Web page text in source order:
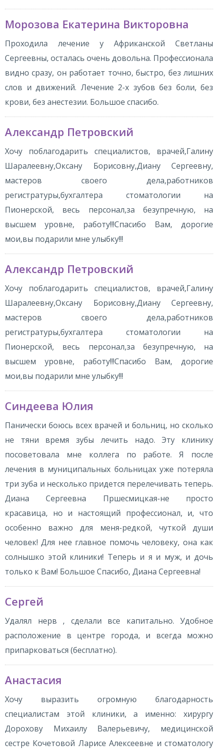
Морозова Екатерина Викторовна
Проходила лечение у Африканской Светланы
Сергеевны, осталась очень довольна. Профессионала
видно сразу, он работает точно, быстро, без лишних
слов и движений. Лечение 2-х зубов без боли, без
крови, без анестезии. Большое спасибо.
Александр Петровский
Хочу поблагодарить специалистов, врачей,Галину
Шаралеевну,Оксану Борисовну,Диану Сергеевну,
мастеров своего дела,работников
регистратуры,бухгалтера стоматологии на
Пионерской, весь персонал,за безупречную, на
высшем уровне, работу!!!Спасибо Вам, дорогие
мои,вы подарили мне улыбку!!!
Александр Петровский
Хочу поблагодарить специалистов, врачей,Галину
Шаралеевну,Оксану Борисовну,Диану Сергеевну,
мастеров своего дела,работников
регистратуры,бухгалтера стоматологии на
Пионерской, весь персонал,за безупречную, на
высшем уровне, работу!!!Спасибо Вам, дорогие
мои,вы подарили мне улыбку!!!
Синдеева Юлия
Панически боюсь всех врачей и больниц, но сколько
не тяни время зубы лечить надо. Эту клинику
посоветовала мне коллега по работе. Я после
лечения в муниципальных больницах уже потеряла
три зуба и несколько придется перелечивать теперь.
Диана Сергеевна Пршесмицкая-не просто
красавица, но и настоящий профессионал, и, что
особенно важно для меня-редкой, чуткой души
человек! Для нее главное помочь человеку, она как
солнышко этой клиники! Теперь и я и муж, и дочь
только к Вам! Большое Спасибо, Диана Сергеевна!
Сергей
Удалял нерв , сделали все капитально. Удобное
расположение в центре города, и всегда можно
припарковаться (бесплатно).
Анастасия
Хочу выразить огромную благодарность
специалистам этой клиники, а именно: хирургу
Дорохову Михаилу Валерьевичу, медицинской
сестре Кочетовой Ларисе Алексеевне и стоматологу